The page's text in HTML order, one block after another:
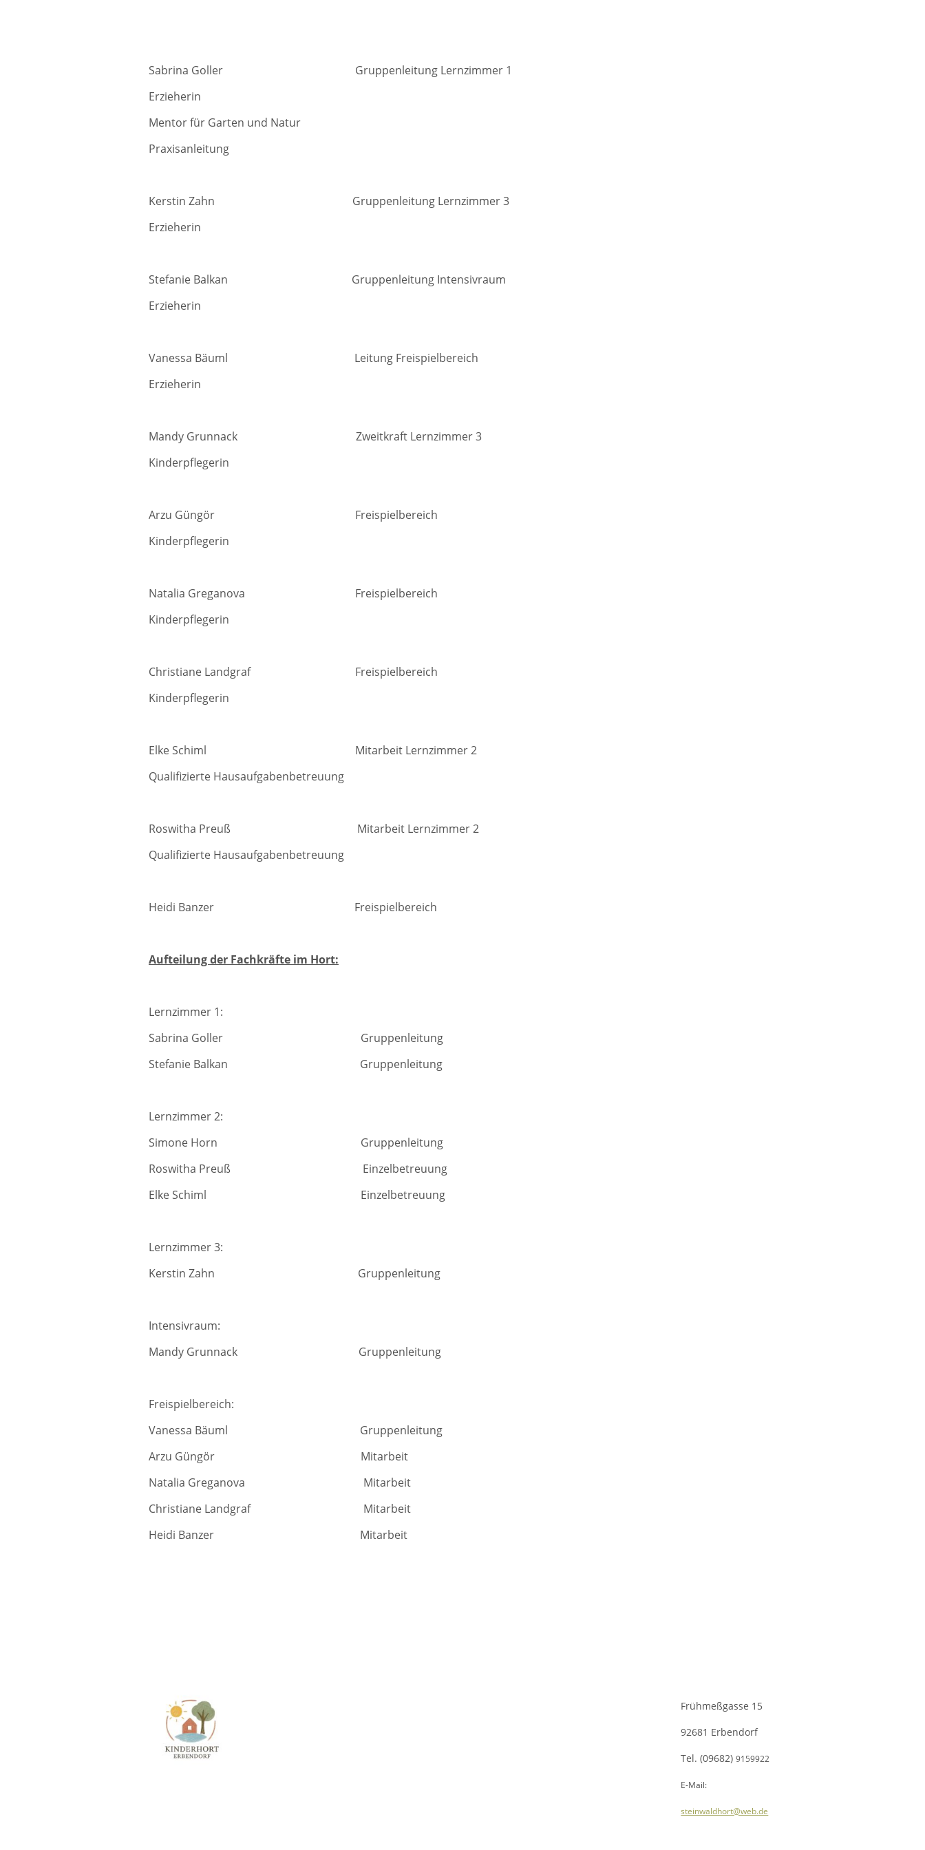
Sabrina Goller Gruppenleitung Lernzimmer 1
Erzieherin
Mentor für Garten und Natur
Praxisanleitung
Kerstin Zahn Gruppenleitung Lernzimmer 3
Erzieherin
Stefanie Balkan Gruppenleitung Intensivraum
Erzieherin
Vanessa Bäuml Leitung Freispielbereich
Erzieherin
Mandy Grunnack Zweitkraft Lernzimmer 3
Kinderpflegerin
Arzu Güngör Freispielbereich
Kinderpflegerin
Natalia Greganova Freispielbereich
Kinderpflegerin
Christiane Landgraf Freispielbereich
Kinderpflegerin
Elke Schiml Mitarbeit Lernzimmer 2
Qualifizierte Hausaufgabenbetreuung
Roswitha Preuß Mitarbeit Lernzimmer 2
Qualifizierte Hausaufgabenbetreuung
Heidi Banzer Freispielbereich
Aufteilung der Fachkräfte im Hort:
Lernzimmer 1:
Sabrina Goller Gruppenleitung
Stefanie Balkan Gruppenleitung
Lernzimmer 2:
Simone Horn Gruppenleitung
Roswitha Preuß Einzelbetreuung
Elke Schiml Einzelbetreuung
Lernzimmer 3:
Kerstin Zahn Gruppenleitung
Intensivraum:
Mandy Grunnack Gruppenleitung
Freispielbereich:
Vanessa Bäuml Gruppenleitung
Arzu Güngör Mitarbeit
Natalia Greganova Mitarbeit
Christiane Landgraf Mitarbeit
Heidi Banzer Mitarbeit
Frühmeßgasse 15
92681 Erbendorf
Tel. (09682)9159922
E-Mail:
steinwaldhort@web.de